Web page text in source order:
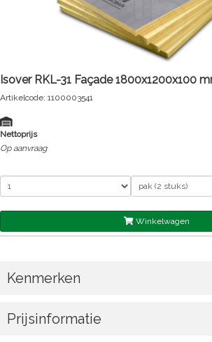
Isover RKL-31 Façade 1800x1200x100
Artikelcode: 1100003541
Nettoprijs
Op aanvraag
Winkelwagen
Kenmerken
Prijsinformatie